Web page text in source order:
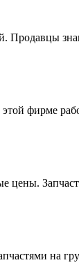
Продавцы
фирме
цены.
на